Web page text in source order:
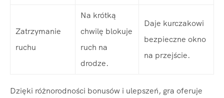
Zatrzymanie
ruchu
Na krótką
chwilę blokuje
ruch na
drodze.
Daje kurczakowi
bezpieczne okno
na przejście.
Dzięki różnorodności bonusów i ulepszeń, gra oferuje